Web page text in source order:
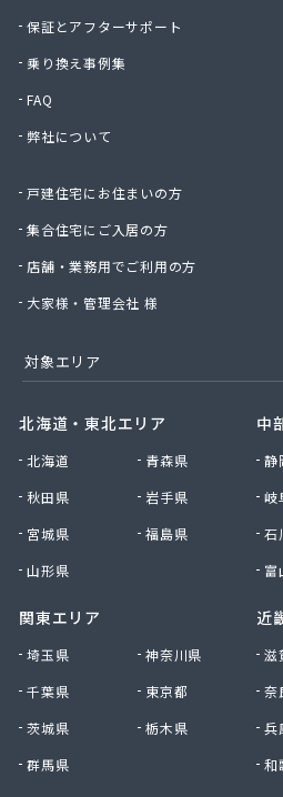
株式会社筑邦プロパン
株式会社椎山住宅設備
株式会社那須商店
株式会社日通プロパン 直方
株式会社冨永商店
株式会社浮羽日石岩佐石油店
株式会社北九州ガス燃料
株式会社明治産業
株式会社木下工業所
株式会社鈴久商事
株式会社和泉プロパン
株式会社和泉プロパン みや
株式会社和田商店
株式会社髙岡
丸信エナジー株式会社
貴船商事株式会社
吉村アクティブ産業株式会社
吉武産業株式会社 福岡支店
吉武産業株式会社 福岡西営業
保証とアフターサポート
乗り換え事例集
FAQ
弊社について
戸建住宅にお住まいの方
集合住宅にご入居の方
店舗・業務用でご利用の方
大家様・管理会社 様
対象エリア
北海道・東北エリア
北海道
青森県
秋田県
岩手県
宮城県
福島県
山形県
関東エリア
埼玉県
神奈川県
千葉県
東京都
茨城県
栃木県
群馬県
中
静
岐
石
富
近
滋
奈
兵
和